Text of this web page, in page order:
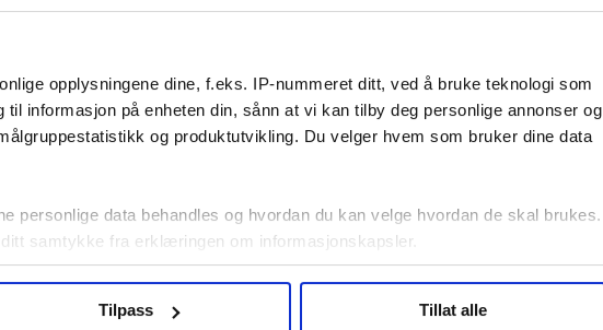
opplysningene dine, f.eks. IP-nummeret ditt, ved å bruke teknologi som
informasjon på enheten din, sånn at vi kan tilby deg personlige annonser og
og produktutvikling. Du velger hvem som bruker dine data
personlige data behandles og hvordan du kan velge hvordan de skal brukes.
samtykke fra erklæringen om informasjonskapsler.
relevant innhold, tilpassede annonser og utarbeide statistikk.
Tilpass Tillat alle
vil binde Norge til masta for
valget. Dette handler om å
for Norsk Jernbaneforbund i
klart syn i spørsmålet at Norge
fem mener det er et statlig
fra 2018 svarte hele 60
frislipp for utenlandske